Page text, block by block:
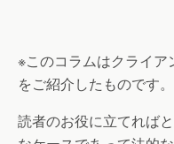
※このコラムはクライア
をご紹介したものです。
読者のお役に立てれば